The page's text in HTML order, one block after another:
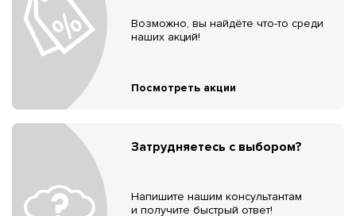
Возможно, вы найдёте что-то среди
наших акций!
Посмотреть акции
Затрудняетесь с выбором?
Напишите нашим консультантам
и получите быстрый ответ!